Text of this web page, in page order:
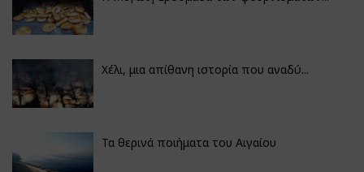
Χέλι, μια απίθανη ιστορία που αναδύ...
Τα θερινά ποιήματα του Αιγαίου